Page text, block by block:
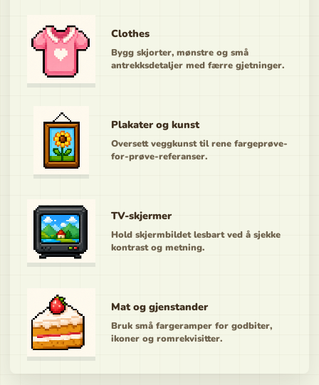
Clothes
Bygg skjorter, mønstre og små
antrekksdetaljer med færre gjetninger.
Plakater og kunst
Oversett veggkunst til rene fargeprøve-
for-prøve-referanser.
TV-skjermer
Hold skjermbildet lesbart ved å sjekke
kontrast og metning.
Mat og gjenstander
Bruk små fargeramper for godbiter,
ikoner og romrekvisitter.